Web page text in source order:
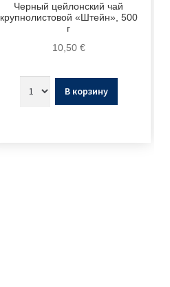
Черный цейлонский чай
крупнолистовой «Штейн», 500
г
10,50 €
В корзину